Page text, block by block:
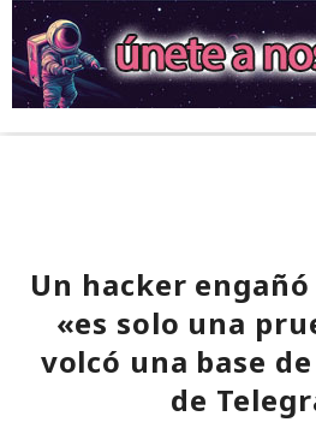
Un hacker
«es solo una
volcó una base
de